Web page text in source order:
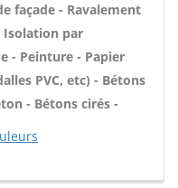
façade - Ravalement
Isolation par
- Peinture - Papier
PVC, etc) - Bétons
- Bétons cirés -